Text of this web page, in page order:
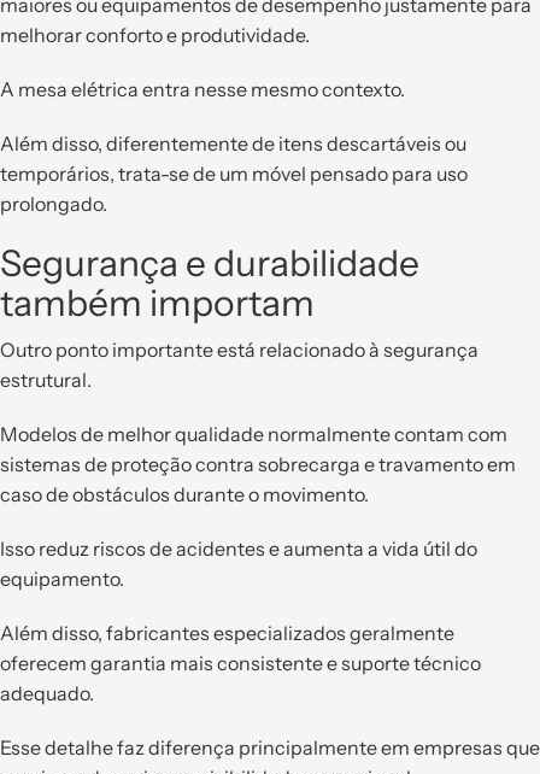
melhorar conforto e produtividade.
A mesa elétrica entra nesse mesmo contexto.
Além disso, diferentemente de itens descartáveis ou
temporários, trata-se de um móvel pensado para uso
prolongado.
Segurança e durabilidade
também importam
Outro ponto importante está relacionado à segurança
estrutural.
Modelos de melhor qualidade normalmente contam com
sistemas de proteção contra sobrecarga e travamento em
caso de obstáculos durante o movimento.
Isso reduz riscos de acidentes e aumenta a vida útil do
equipamento.
Além disso, fabricantes especializados geralmente
oferecem garantia mais consistente e suporte técnico
adequado.
Esse detalhe faz diferença principalmente em empresas que